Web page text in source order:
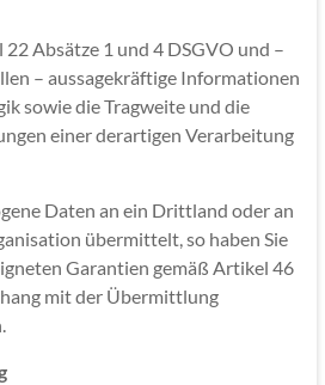
Absätze 1 und 4 DSGVO und –
– aussagekräftige Informationen
sowie die Tragweite und die
einer derartigen Verarbeitung
Daten an ein Drittland oder an
übermittelt, so haben Sie
Garantien gemäß Artikel 46
mit der Übermittlung